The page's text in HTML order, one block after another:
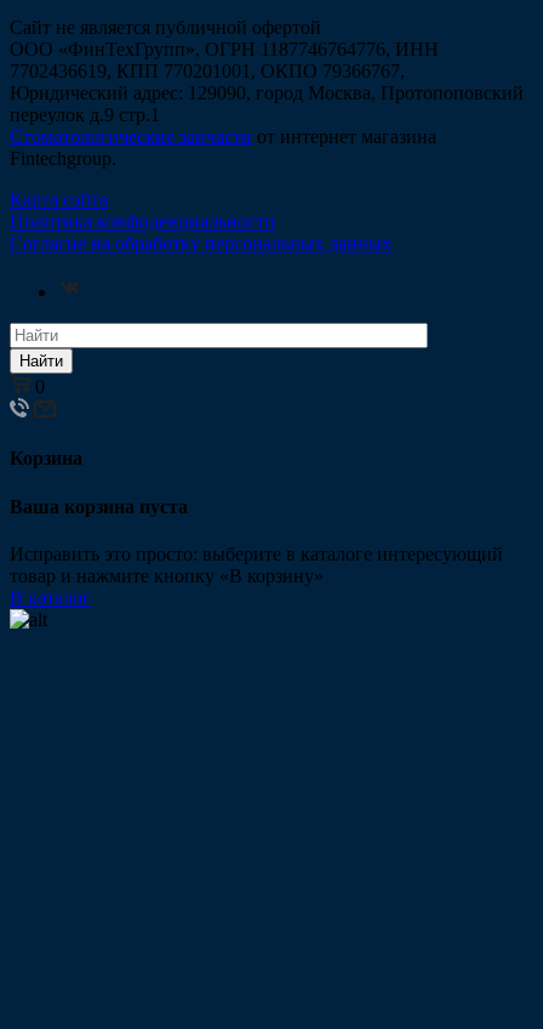
Сайт не является публичной офертой
ООО «ФинТехГрупп», ОГРН 1187746764776, ИНН
7702436619, КПП 770201001, ОКПО 79366767,
Юридический адрес: 129090, город Москва, Протопоповский
переулок д.9 стр.1
Стоматологические запчасти от интернет магазина
Fintechgroup.
Карта сайта
Политика конфиденциальности
Согласие на обработку персональных данных
Найти
0
Корзина
Ваша корзина пуста
Исправить это просто: выберите в каталоге интересующий
товар и нажмите кнопку «В корзину»
В каталог